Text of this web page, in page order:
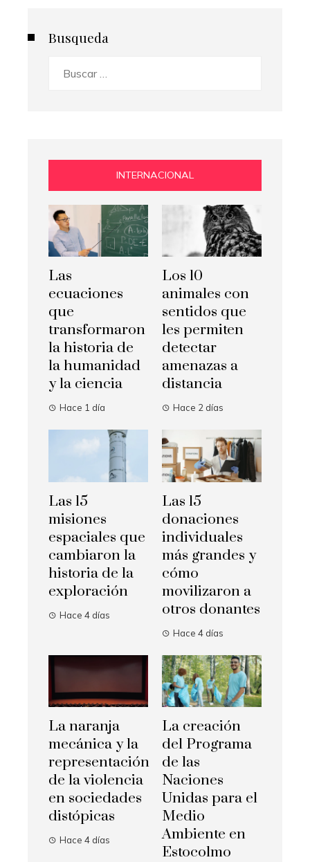
Busqueda
INTERNACIONAL
Las
ecuaciones
que
transformaron
la historia de
la humanidad
y la ciencia
Hace 1 día
Los 10
animales con
sentidos que
les permiten
detectar
amenazas a
distancia
Hace 2 días
Las 15
misiones
espaciales que
cambiaron la
historia de la
exploración
Hace 4 días
Las 15
donaciones
individuales
más grandes y
cómo
movilizaron a
otros donantes
Hace 4 días
La naranja
mecánica y la
representación
de la violencia
en sociedades
distópicas
Hace 4 días
La creación
del Programa
de las
Naciones
Unidas para el
Medio
Ambiente en
Estocolmo